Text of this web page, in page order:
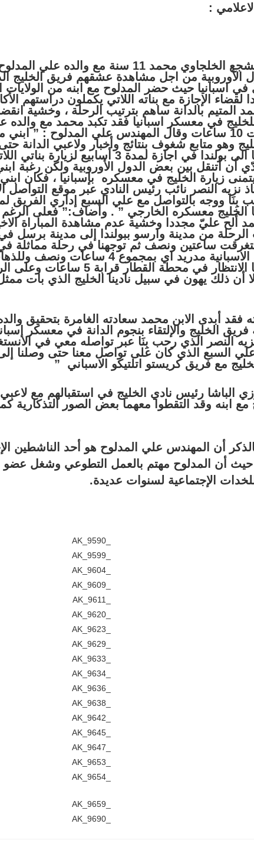
:
قطع المشجع الخلجاوي محمد 11 سنة مع
الأوروبية من اجل مشاهدة عشقهم فريق الخليج
في اسبانيا حيث حضر المدلوح مع ابنه من الولايات
لقضاء الإجازة مع بناته اللاتي يكملون دراستهم
المتيم بالدانة ساهم بترتيب الرحلة ، وخشية
للخليج في معسكر اسبانيا فقد تكبد محمد مع والده
استغرقت 10 ساعات وقال المهندس علي المدلوح : ”
وهو متابع شغوف بنتائج وأخبار ولاعبي الدانة
وقد نزلنا الى بولندا في اجازة لمدة 3
أن أتنقل بين بعض الدول الأوروبية ولكن رغبة
زيارة الخليج في معسكره بإسبانيا ، فكان
نزيه النصر نائب رئيس النادي عبر موقع التواصل
بِنَا ووجه بالتواصل مع علي السبع إداري الفريق
الخليج معسكره الخارجي ” . وأضاف:” فعلى
ألح عليّ مجددا وخشية عدم مشاهدة المباراة
من مدينة وارسو ببولندا إلى مدينة برسل
ساعتين ونصف ثم توجهنا في رحلة مماثلة
العاصمة الاسبانية مدريد اي بمجموع 4
اضطررنا الانتظار في محطة القطار
أن ذلك يهون في سبيل نادينا الخليج الذي بات
فقد أبدى الابن محمد سعادته الغامرة بتحقيق والده
الخليج والإلتقاء بنجوم الدانة في معسكر
نزيه النصر الذي رحب بِنَا عبر تواصله معي في
علي السبع الذي كان على تواصل معنا حتى وصلنا
مع فريق كريستو اتلتيكو الاسباني ”
الباشا رئيس نادي الخليج في استقبالهم مع لاعبي
مع ابنه وقد التقطوا معهما بعض الصور التذكارية
أن المهندس علي المدلوح هو أحد الناشطين
أن المدلوح مهتم بالعمل التطوعي وشغل عضو
الإجتماعية لسنوات عديدة.